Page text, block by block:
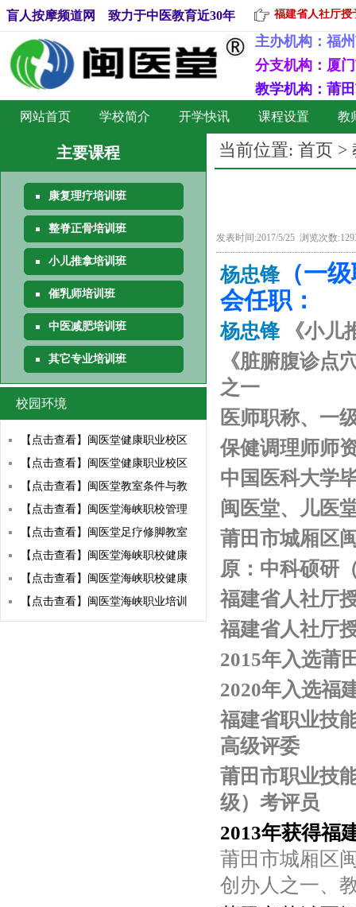
网站首页 学校简介 开学快讯 课程设置 教
盲人按摩频道网 致力于中医教育近30年 福建省人社厅授
主办机构： 福
分支机构：厦
教学机构：莆
主要课程
康复理疗培训班
整脊正骨培训班
小儿推拿培训班
催乳师培训班
中医减肥培训班
其它专业培训班
校园环境
【点击查看】闽医堂健康职业校区
【点击查看】闽医堂健康职业校区
【点击查看】闽医堂教室条件与教
【点击查看】闽医堂海峡职校管理
【点击查看】闽医堂足疗修脚教室
【点击查看】闽医堂海峡职校健康
【点击查看】闽医堂海峡职校健康
【点击查看】闽医堂海峡职业培训
当前位置: 首页 >
发表时间:2017/5/25 浏览次数
杨忠锋（一
会任职：
杨忠锋《小儿
《脏腑腹诊点
之一
医师职称、一
保健调理师师
中国医科大学
闽医堂、儿医
莆田市城厢区
原：中科硕研
福建省人社厅
福建省人社厅
2015年入选莆
2020年入选福
福建省职业技
高级评委
莆田市职业技
级）考评员
2013年获得福
莆田市城厢区
创办人之一、